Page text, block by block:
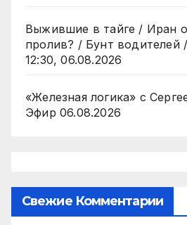
Выжившие в тайге / Иран
пролив? / Бунт
12:30, 06.08.2026
«Железная логика» с
Эфир 06.08.2026
Свежие Комментарии